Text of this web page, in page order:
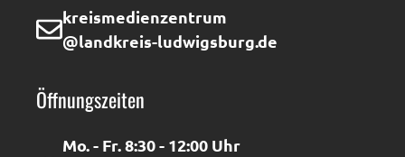
kreismedienzentrum
@landkreis-ludwigsburg.de
Öffnungszeiten
Mo. - Fr. 8:30 - 12:00 Uhr